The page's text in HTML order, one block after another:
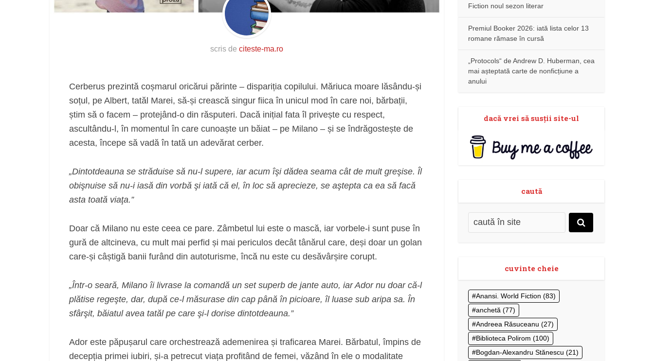
scris de citeste-ma.ro
Cerberus prezintă coșmarul oricărui părinte – dispariția copilului. Măriuca moare lăsându-și
soțul, pe Albert, tatăl Marei, să-și crească singur fiica în unicul mod în care noi, bărbații,
știm să o facem – protejând-o din răsputeri. Dacă inițial fata îl privește cu respect,
ascultându-l, în momentul în care cunoaște un băiat – pe Milano – și se îndrăgostește de
acesta, începe să vadă în tată un adevărat cerber.
„Dintotdeauna se străduise să nu‑l supere, iar acum îşi dădea seama cât de mult greşise. Îl
obişnuise să nu‑i iasă din vorbă şi iată că el, în loc să aprecieze, se aştepta ca ea să facă
asta toată viaţa.”
Doar că Milano nu este ceea ce pare. Zâmbetul lui este o mască, iar vorbele-i sunt puse în
gură de altcineva, cu mult mai perfid și mai periculos decât tânărul care, deși doar un golan
care-și câștigă banii furând din autoturisme, încă nu este cu desăvârșire corupt.
„Într‑o seară, Milano îi livrase la comandă un set superb de jante auto, iar Ador nu doar că‑l
plătise regeşte, dar, după ce‑l măsurase din cap până în picioare, îl luase sub aripa sa. În
sfârşit, băiatul avea tatăl pe care şi‑l dorise dintotdeauna.”
Ador este păpușarul care orchestrează ademenirea și traficarea Marei. Bărbatul, împins de
decepția primei iubiri, și-a petrecut viața profitând de femei, văzând în ele o modalitate
Fiction noul sezon literar
Premiul Booker 2026: iată lista celor 13
romane rămase în cursă
„Protocols“ de Andrew D. Huberman, cea
mai așteptată carte de nonficțiune a
anului
dacă vrei să susţii site-ul
caută
cuvinte cheie
Anansi. World Fiction (83)
anchetă (77)
Andreea Răsuceanu (27)
Biblioteca Polirom (100)
Bogdan-Alexandru Stănescu (21)